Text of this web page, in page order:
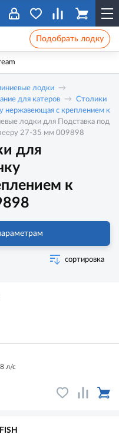
Подобрать лодку
лодки
для катеров
Столики
нержавеющая с креплением к
лодки для Подставка под
27-35 мм 009898
для
к
сортировка
л/с